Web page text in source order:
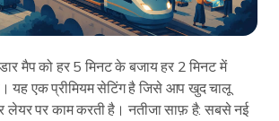
मैप को हर 5 मिनट के बजाय हर 2 मिनट में
यह एक प्रीमियम सेटिंग है जिसे आप खुद चालू
लेयर पर काम करती है। नतीजा साफ़ है: सबसे नई